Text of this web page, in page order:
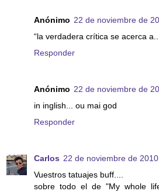
Anónimo 22 de noviembre de
“la verdadera crítica se acerca a...
Responder
Anónimo 22 de noviembre de
in inglish... ou mai god
Responder
Carlos 22 de noviembre de
Vuestros tatuajes buff....
sobre todo el de "My whole